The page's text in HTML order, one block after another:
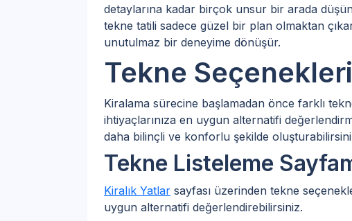
detaylarına kadar birçok unsur bir arada
tekne tatili sadece güzel bir plan olmaktan
unutulmaz bir deneyime dönüşür.
Tekne
Kiralama sürecine başlamadan önce farklı
ihtiyaçlarınıza en uygun alternatifi
daha bilinçli ve konforlu şekilde
Tekne Listeleme
Kiralık Yatlar sayfası üzerinden tekne
uygun alternatifi değerlendirebilirsiniz.